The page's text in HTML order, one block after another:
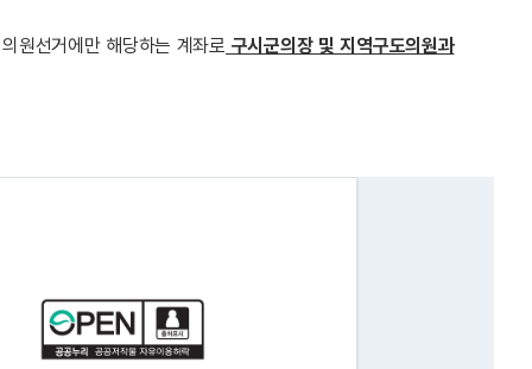
원선거에만 해당하는 계좌로 구시군의장 및 지역구도의원과